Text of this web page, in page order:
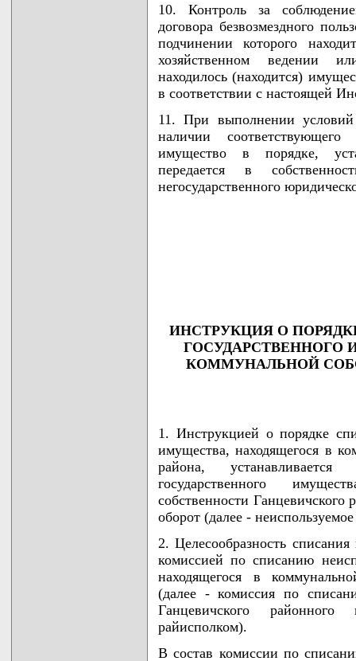
10. Контроль за
договора безвозмездного
подчинении которого
хозяйственном ведении
находилось (находится)
в соответствии с настоящей
11. При выполнении условий
наличии соответствующего
имущество в порядке,
передается в
негосударственного
ИНСТРУКЦИЯ О
ГОСУДАРСТВЕННОГО
КОММУНАЛЬНОЙ
1. Инструкцией о порядке
имущества, находящегося в
района, устанавливается
государственного
собственности Ганцевичского
оборот (далее -
2. Целесообразность
комиссией по списанию
находящегося в
(далее - комиссия по
Ганцевичского
райисполком).
В состав комиссии по